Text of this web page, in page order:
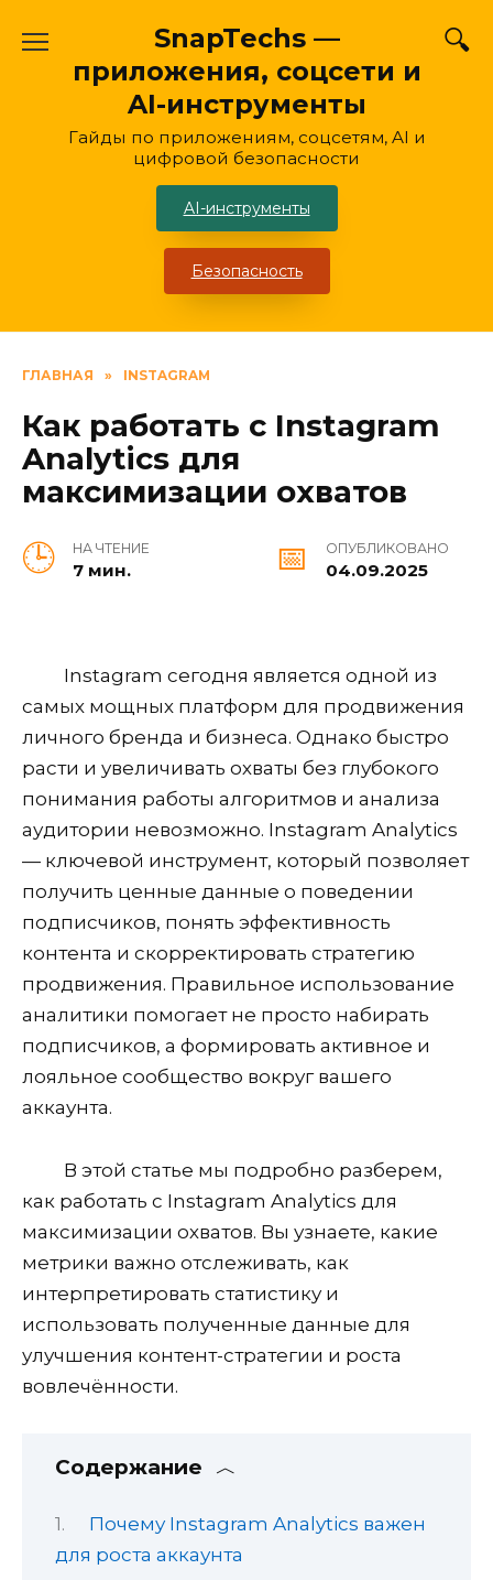
содержанию
SnapTechs —
приложения, соцсети и
AI-инструменты
Гайды по приложениям, соцсетям, AI и
цифровой безопасности
AI-инструменты
Безопасность
ГЛАВНАЯ » INSTAGRAM
Как работать с Instagram
Analytics для
максимизации охватов
НА ЧТЕНИЕ
7 мин.
ОПУБЛИКОВАНО
04.09.2025
Instagram сегодня является одной из
самых мощных платформ для продвижения
личного бренда и бизнеса. Однако быстро
расти и увеличивать охваты без глубокого
понимания работы алгоритмов и анализа
аудитории невозможно. Instagram Analytics
— ключевой инструмент, который позволяет
получить ценные данные о поведении
подписчиков, понять эффективность
контента и скорректировать стратегию
продвижения. Правильное использование
аналитики помогает не просто набирать
подписчиков, а формировать активное и
лояльное сообщество вокруг вашего
аккаунта.
В этой статье мы подробно разберем,
как работать с Instagram Analytics для
максимизации охватов. Вы узнаете, какие
метрики важно отслеживать, как
интерпретировать статистику и
использовать полученные данные для
улучшения контент-стратегии и роста
вовлечённости.
Содержание
Почему Instagram Analytics важен
для роста аккаунта